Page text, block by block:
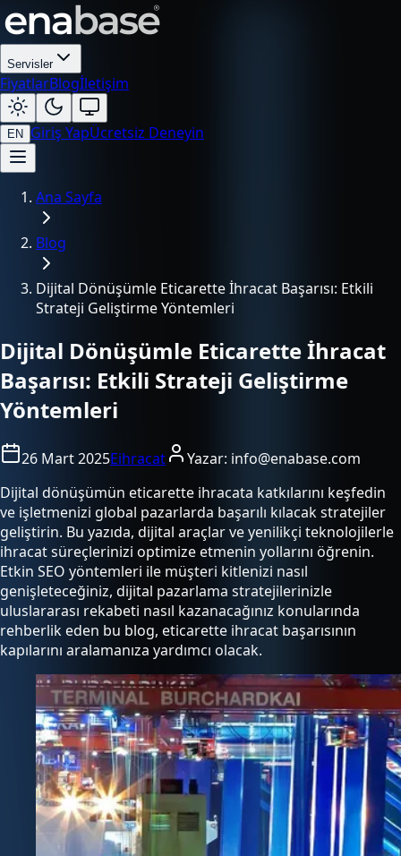
Servisler
FiyatlarBlogİletişim
EN Giriş YapÜcretsiz Deneyin
Ana Sayfa
Blog
Dijital Dönüşümle Eticarette İhracat Başarısı: Etkili
Strateji Geliştirme Yöntemleri
Dijital Dönüşümle Eticarette İhracat
Başarısı: Etkili Strateji Geliştirme
Yöntemleri
26 Mart 2025Eihracat Yazar: info@enabase.com
Dijital dönüşümün eticarette ihracata katkılarını keşfedin
ve işletmenizi global pazarlarda başarılı kılacak stratejiler
geliştirin. Bu yazıda, dijital araçlar ve yenilikçi teknolojilerle
ihracat süreçlerinizi optimize etmenin yollarını öğrenin.
Etkin SEO yöntemleri ile müşteri kitlenizi nasıl
genişleteceğiniz, dijital pazarlama stratejilerinizle
uluslararası rekabeti nasıl kazanacağınız konularında
rehberlik eden bu blog, eticarette ihracat başarısının
kapılarını aralamanıza yardımcı olacak.